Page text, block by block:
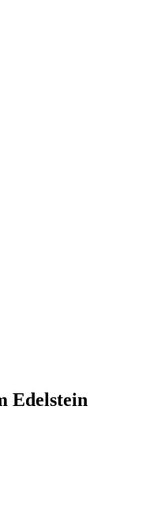
Edelstein